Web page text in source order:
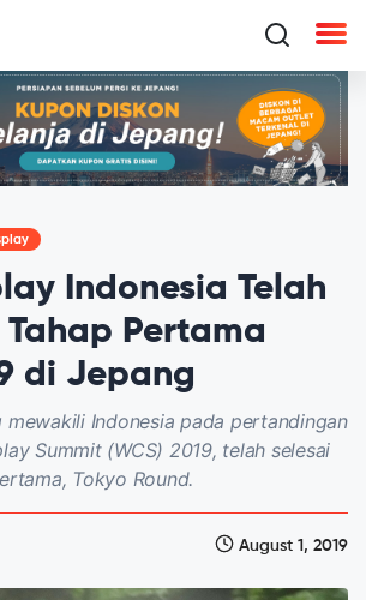
Indonesia Telah
Pertama
di Jepang
mewakili Indonesia pada pertandingan
Summit (WCS) 2019, telah selesai
Tokyo Round.
August 1, 2019